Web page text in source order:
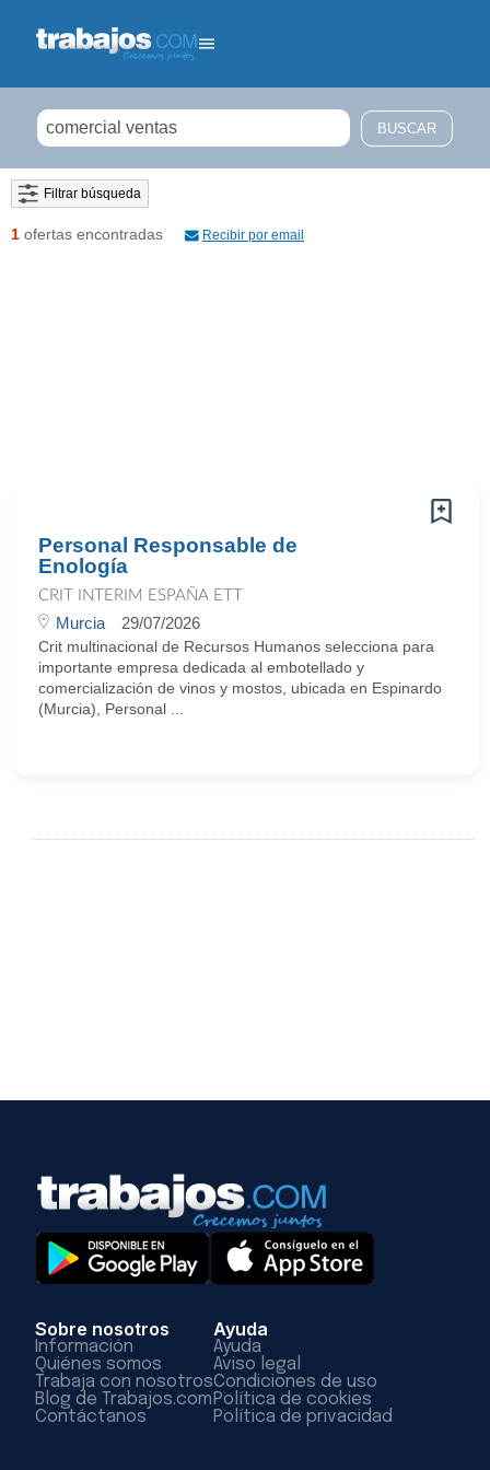
Filtrar búsqueda
1 ofertas encontradas Recibir por email
Personal Responsable de
Enología
CRIT INTERIM ESPAÑA ETT
Murcia 29/07/2026
Crit multinacional de Recursos Humanos selecciona para
importante empresa dedicada al embotellado y
comercialización de vinos y mostos, ubicada en Espinardo
(Murcia), Personal ...
Sobre nosotros
Información
Quiénes somos
Trabaja con nosotros
Blog de Trabajos.com
Contáctanos
Ayuda
Ayuda
Aviso legal
Condiciones de uso
Política de cookies
Política de privacidad